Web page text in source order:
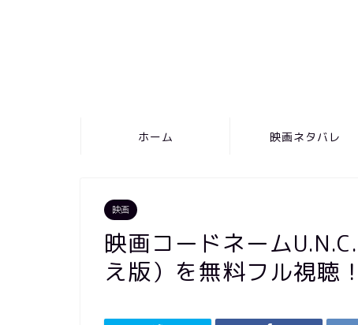
ホーム 映画ネタバレ
映画
映画コードネーム
え版）を無料フル視聴！